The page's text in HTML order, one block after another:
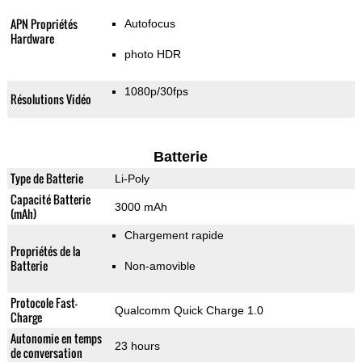
APN Propriétés
Hardware
Autofocus
photo HDR
Résolutions Vidéo 1080p/30fps
Batterie
Type de Batterie Li-Poly
Capacité Batterie
(mAh)
3000 mAh
Propriétés de la
Batterie
Chargement rapide
Non-amovible
Protocole Fast-
Charge
Qualcomm Quick Charge 1.0
Autonomie en temps
de conversation
23 hours